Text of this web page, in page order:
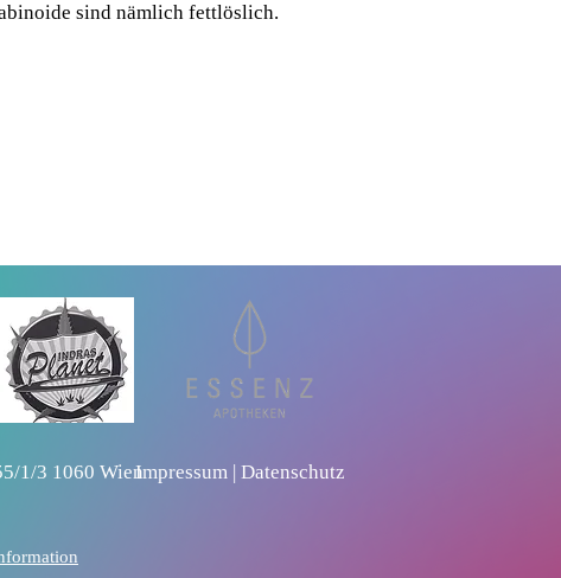
sind nämlich fettlöslich.
1/3 1060 WienImpressum | Datenschutz